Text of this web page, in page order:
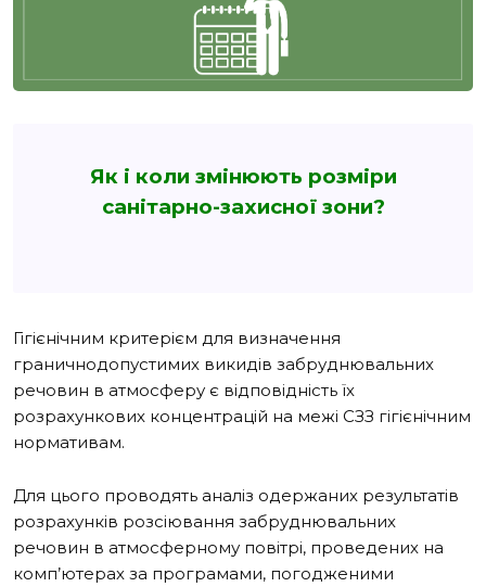
Як і коли змінюють розміри
санітарно-захисної зони?
Гігієнічним критерієм для визначення
граничнодопустимих викидів забруднювальних
речовин в атмосферу є відповідність їх
розрахункових концентрацій на межі СЗЗ гігієнічним
нормативам.
Для цього проводять аналіз одержаних результатів
розрахунків розсіювання забруднювальних
речовин в атмосферному повітрі, проведених на
комп’ютерах за програмами, погодженими